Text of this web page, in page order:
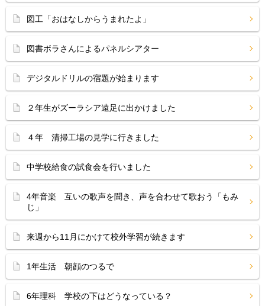
図工「おはなしからうまれたよ」
図書ボラさんによるパネルシアター
デジタルドリルの宿題が始まります
２年生がズーラシア遠足に出かけました
４年 清掃工場の見学に行きました
中学校給食の試食会を行いました
4年音楽 互いの歌声を聞き、声を合わせて歌おう「もみ
じ」
来週から11月にかけて校外学習が続きます
1年生活 朝顔のつるで
6年理科 学校の下はどうなっている？